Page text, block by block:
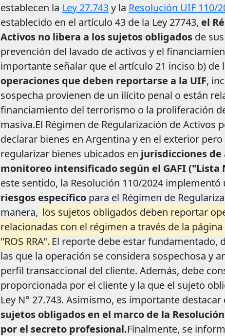
establecen la Ley 27.743y la Resolución UIF 110/
establecido en el artículo 43 de la Ley 27743, el
Activos no libera a los sujetos obligados de
prevención del lavado de activos y el
importante señalar que el artículo 21 inciso b) de
operaciones que deben reportarse a la UIF,
sospecha provienen de un ilícito penal o están
financiamiento del terrorismo o la proliferación
masiva.El Régimen de Regularización de Activos
declarar bienes en Argentina y en el exterior
regularizar bienes ubicados en jurisdicciones
monitoreo intensificado según el GAFI ("Lista
este sentido, la Resolución 110/2024 implementó
riesgos específico para el Régimen de
manera, los sujetos obligados deben reportar
relacionadas con el régimen a través de la
"ROS RRA". El reporte debe estar fundamentado,
las que la operación se considera sospechosa y
perfil transaccional del cliente. Además, debe
proporcionada por el cliente y la que el sujeto
Ley N° 27.743. Asimismo, es importante destacar
sujetos obligados en el marco de la
por el secreto profesional.Finalmente, se